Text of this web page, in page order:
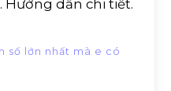
Hướng dẫn chi tiết.
số lớn nhất mà e có